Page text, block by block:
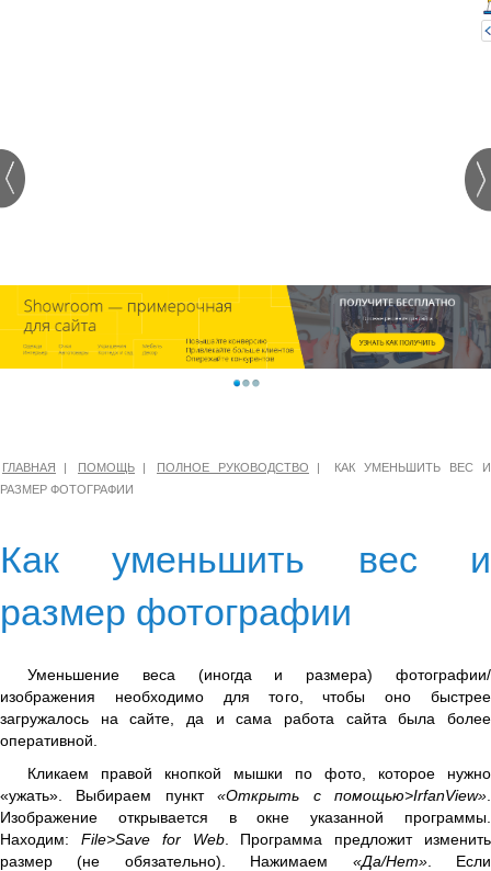
ГЛАВНАЯ ПОМОЩЬ ПОЛНОЕ РУКОВОДСТВО
КАК УМЕНЬШИТЬ ВЕС И
РАЗМЕР ФОТОГРАФИИ
Как уменьшить вес и
размер фотографии
Уменьшение веса (иногда и размера) фотографии/
изображения необходимо для того, чтобы оно быстрее
загружалось на сайте, да и сама работа сайта была более
оперативной.
Кликаем правой кнопкой мышки по фото, которое нужно
«ужать». Выбираем пункт«Открыть с помощью>IrfanView»
Изображение открывается в окне указанной программы.
Находим: File>Save for Web. Программа предложит изменить
размер (не обязательно). Нажимаем «Да/Нет». Если